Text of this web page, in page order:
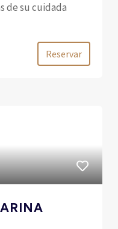
de su cuidada
Reservar